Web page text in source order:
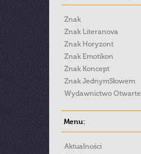
Znak
Znak Literanova
Znak Horyzont
Znak Emotikon
Znak Koncept
Znak JednymSłowem
Wydawnictwo Otwarte
Menu:
Aktualności